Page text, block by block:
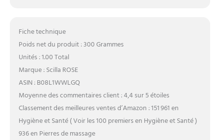
Fiche technique
Poids net du produit : 300 Grammes
Unités : 1.00 Total
Marque : Scilla ROSE
ASIN : B08L1WWLGQ
Moyenne des commentaires client : 4,4 sur 5 étoiles
Classement des meilleures ventes d’Amazon : 151 961 en
Hygiène et Santé ( Voir les 100 premiers en Hygiène et Santé )
936 en Pierres de massage